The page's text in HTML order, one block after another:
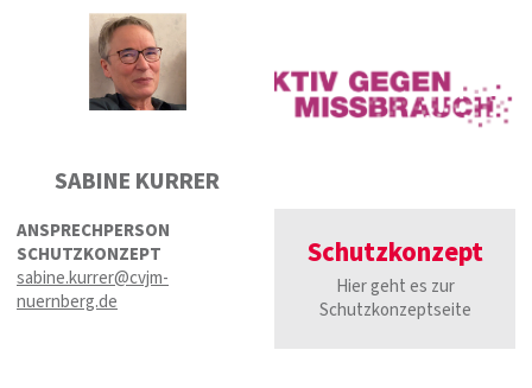
SABINE KURRER
ANSPRECHPERSON
SCHUTZKONZEPT
sabine.kurrer@cvjm-
nuernberg.de
Schutzkonzept
Hier geht es zur
Schutzkonzeptseite